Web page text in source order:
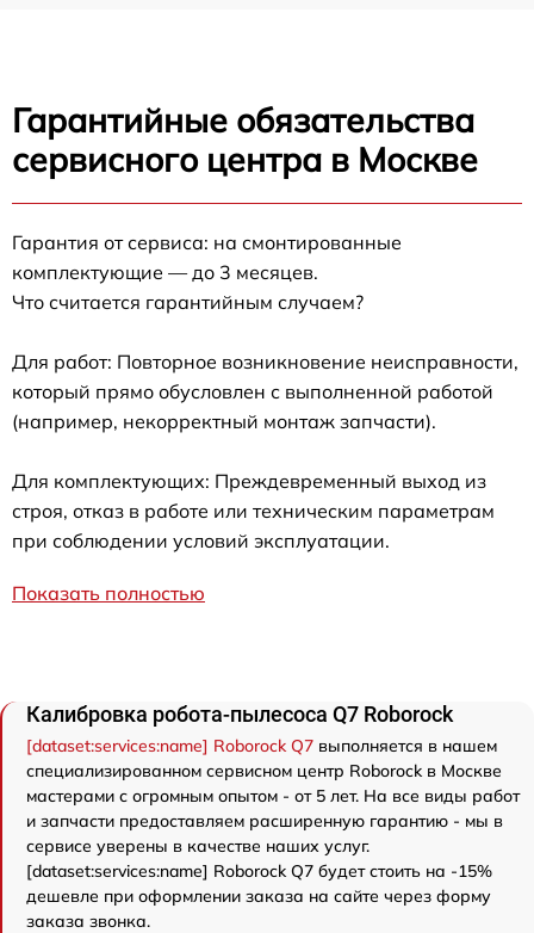
Гарантийные обязательства
сервисного центра в Москве
Гарантия от сервиса: на смонтированные
комплектующие — до 3 месяцев.
Что считается гарантийным случаем?
Для работ: Повторное возникновение неисправности,
который прямо обусловлен с выполненной работой
(например, некорректный монтаж запчасти).
Для комплектующих: Преждевременный выход из
строя, отказ в работе или техническим параметрам
при соблюдении условий эксплуатации.
Показать полностью
Калибровка робота-пылесоса Q7 Roborock
[dataset:services:name] Roborock Q7 выполняется в нашем
специализированном сервисном центр Roborock в Москве
мастерами с огромным опытом - от 5 лет. На все виды работ
и запчасти предоставляем расширенную гарантию - мы в
сервисе уверены в качестве наших услуг.
[dataset:services:name] Roborock Q7 будет стоить на -15%
дешевле при оформлении заказа на сайте через форму
заказа звонка.